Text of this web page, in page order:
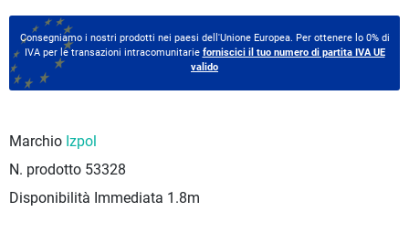
Consegniamo i nostri prodotti nei paesi dell'Unione Europea. Per ottenere lo 0% di
IVA per le transazioni intracomunitarie forniscici il tuo numero di partita IVA UE
valido
Marchio Izpol
N. prodotto 53328
Disponibilità Immediata 1.8m